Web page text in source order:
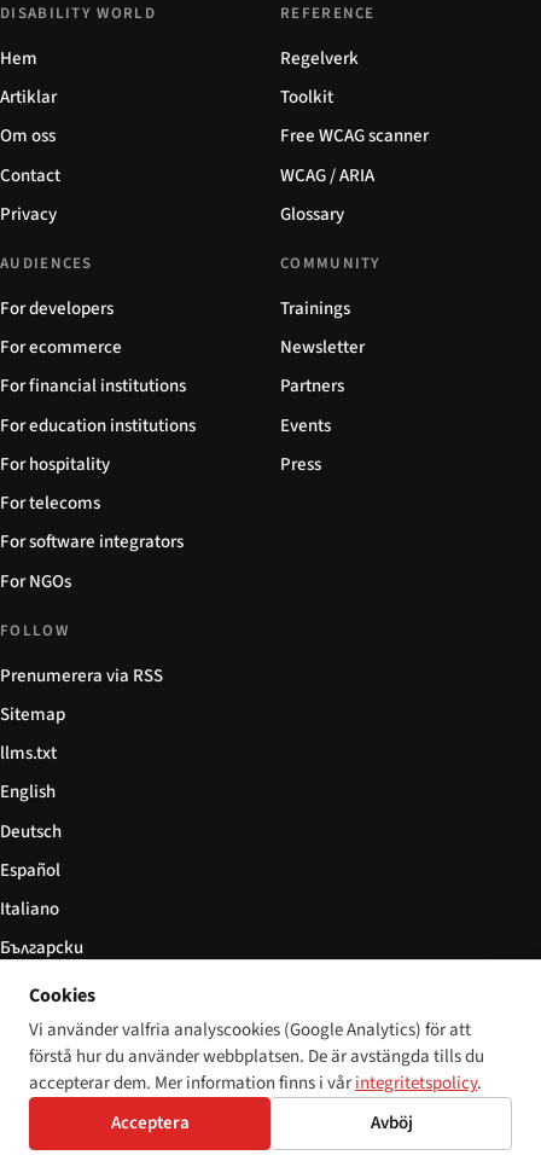
DISABILITY WORLD
Hem
Artiklar
Om oss
Contact
Privacy
REFERENCE
Regelverk
Toolkit
Free WCAG scanner
WCAG / ARIA
Glossary
AUDIENCES
For developers
For ecommerce
For financial institutions
For education institutions
For hospitality
For telecoms
For software integrators
For NGOs
COMMUNITY
Trainings
Newsletter
Partners
Events
Press
FOLLOW
Prenumerera via RSS
Sitemap
llms.txt
English
Deutsch
Español
Italiano
Български
简体中文
© 2026 Disability World. Alla rättigheter förbehållna. Cookie settings
DeutschEspañol 简体中文Polski
Cookies
Vi använder valfria analyscookies (Google Analytics) för att
förstå hur du använder webbplatsen. De är avstängda tills du
accepterar dem. Mer information finns i vårintegritetspolicy.
Acceptera
Avböj